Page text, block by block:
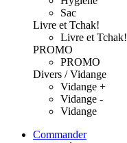
Sac
Livre et Tchak!
Livre et Tchak!
PROMO
PROMO
Divers / Vidange
Vidange +
Vidange -
Vidange
Commander